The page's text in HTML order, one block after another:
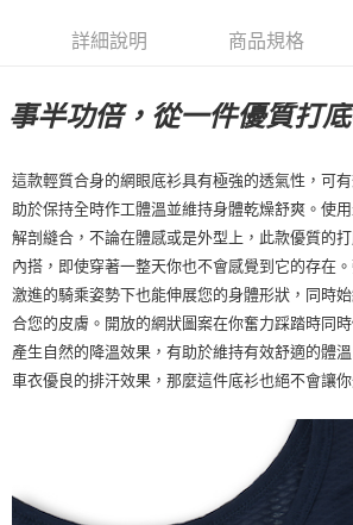
7-11店到店
付款後7-11取貨
宅配
每筆NT$130，滿NT$10,000(含以上)免運費
詳細說明 商品規格
事半功倍，從一件優質打
這款輕質合身的網眼底衫具有極強的透氣性，可
助於保持全時作工體溫並維持身體乾燥舒爽。使
解剖縫合，不論在體感或是外型上，此款優質的
內搭，即使穿著一整天你也不會感覺到它的存在
激進的騎乘姿勢下也能伸展您的身體形狀，同時
合您的皮膚。開放的網狀圖案在你奮力踩踏時同
產生自然的降溫效果，有助於維持有效舒適的體
車衣優良的排汗效果，那麼這件底衫也絕不會讓你